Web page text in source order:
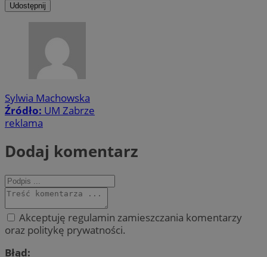
Udostępnij
Sylwia Machowska
Źródło: UM Zabrze
reklama
Dodaj komentarz
Akceptuję regulamin zamieszczania komentarzy
oraz politykę prywatności.
Błąd: